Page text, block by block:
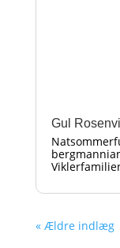
Gul
« Ældre indlæg